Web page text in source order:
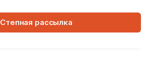
Степная рассылка